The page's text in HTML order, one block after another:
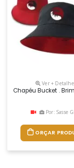
Ver +
Chapéu Bucket .
Por: Sasse
ORÇAR